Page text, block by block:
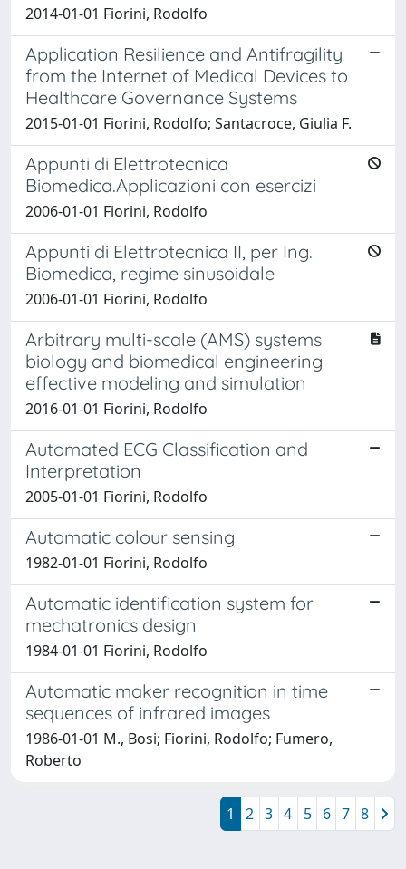
2014-01-01 Fiorini, Rodolfo
Application Resilience and Antifragility
from the Internet of Medical Devices to
Healthcare Governance Systems
2015-01-01 Fiorini, Rodolfo; Santacroce, Giulia F.
Appunti di Elettrotecnica
Biomedica.Applicazioni con esercizi
2006-01-01 Fiorini, Rodolfo
Appunti di Elettrotecnica II, per Ing.
Biomedica, regime sinusoidale
2006-01-01 Fiorini, Rodolfo
Arbitrary multi-scale (AMS) systems
biology and biomedical engineering
effective modeling and simulation
2016-01-01 Fiorini, Rodolfo
Automated ECG Classification and
Interpretation
2005-01-01 Fiorini, Rodolfo
Automatic colour sensing
1982-01-01 Fiorini, Rodolfo
Automatic identification system for
mechatronics design
1984-01-01 Fiorini, Rodolfo
Automatic maker recognition in time
sequences of infrared images
1986-01-01 M., Bosi; Fiorini, Rodolfo; Fumero,
Roberto
1 2 3 4 5 6 7 8